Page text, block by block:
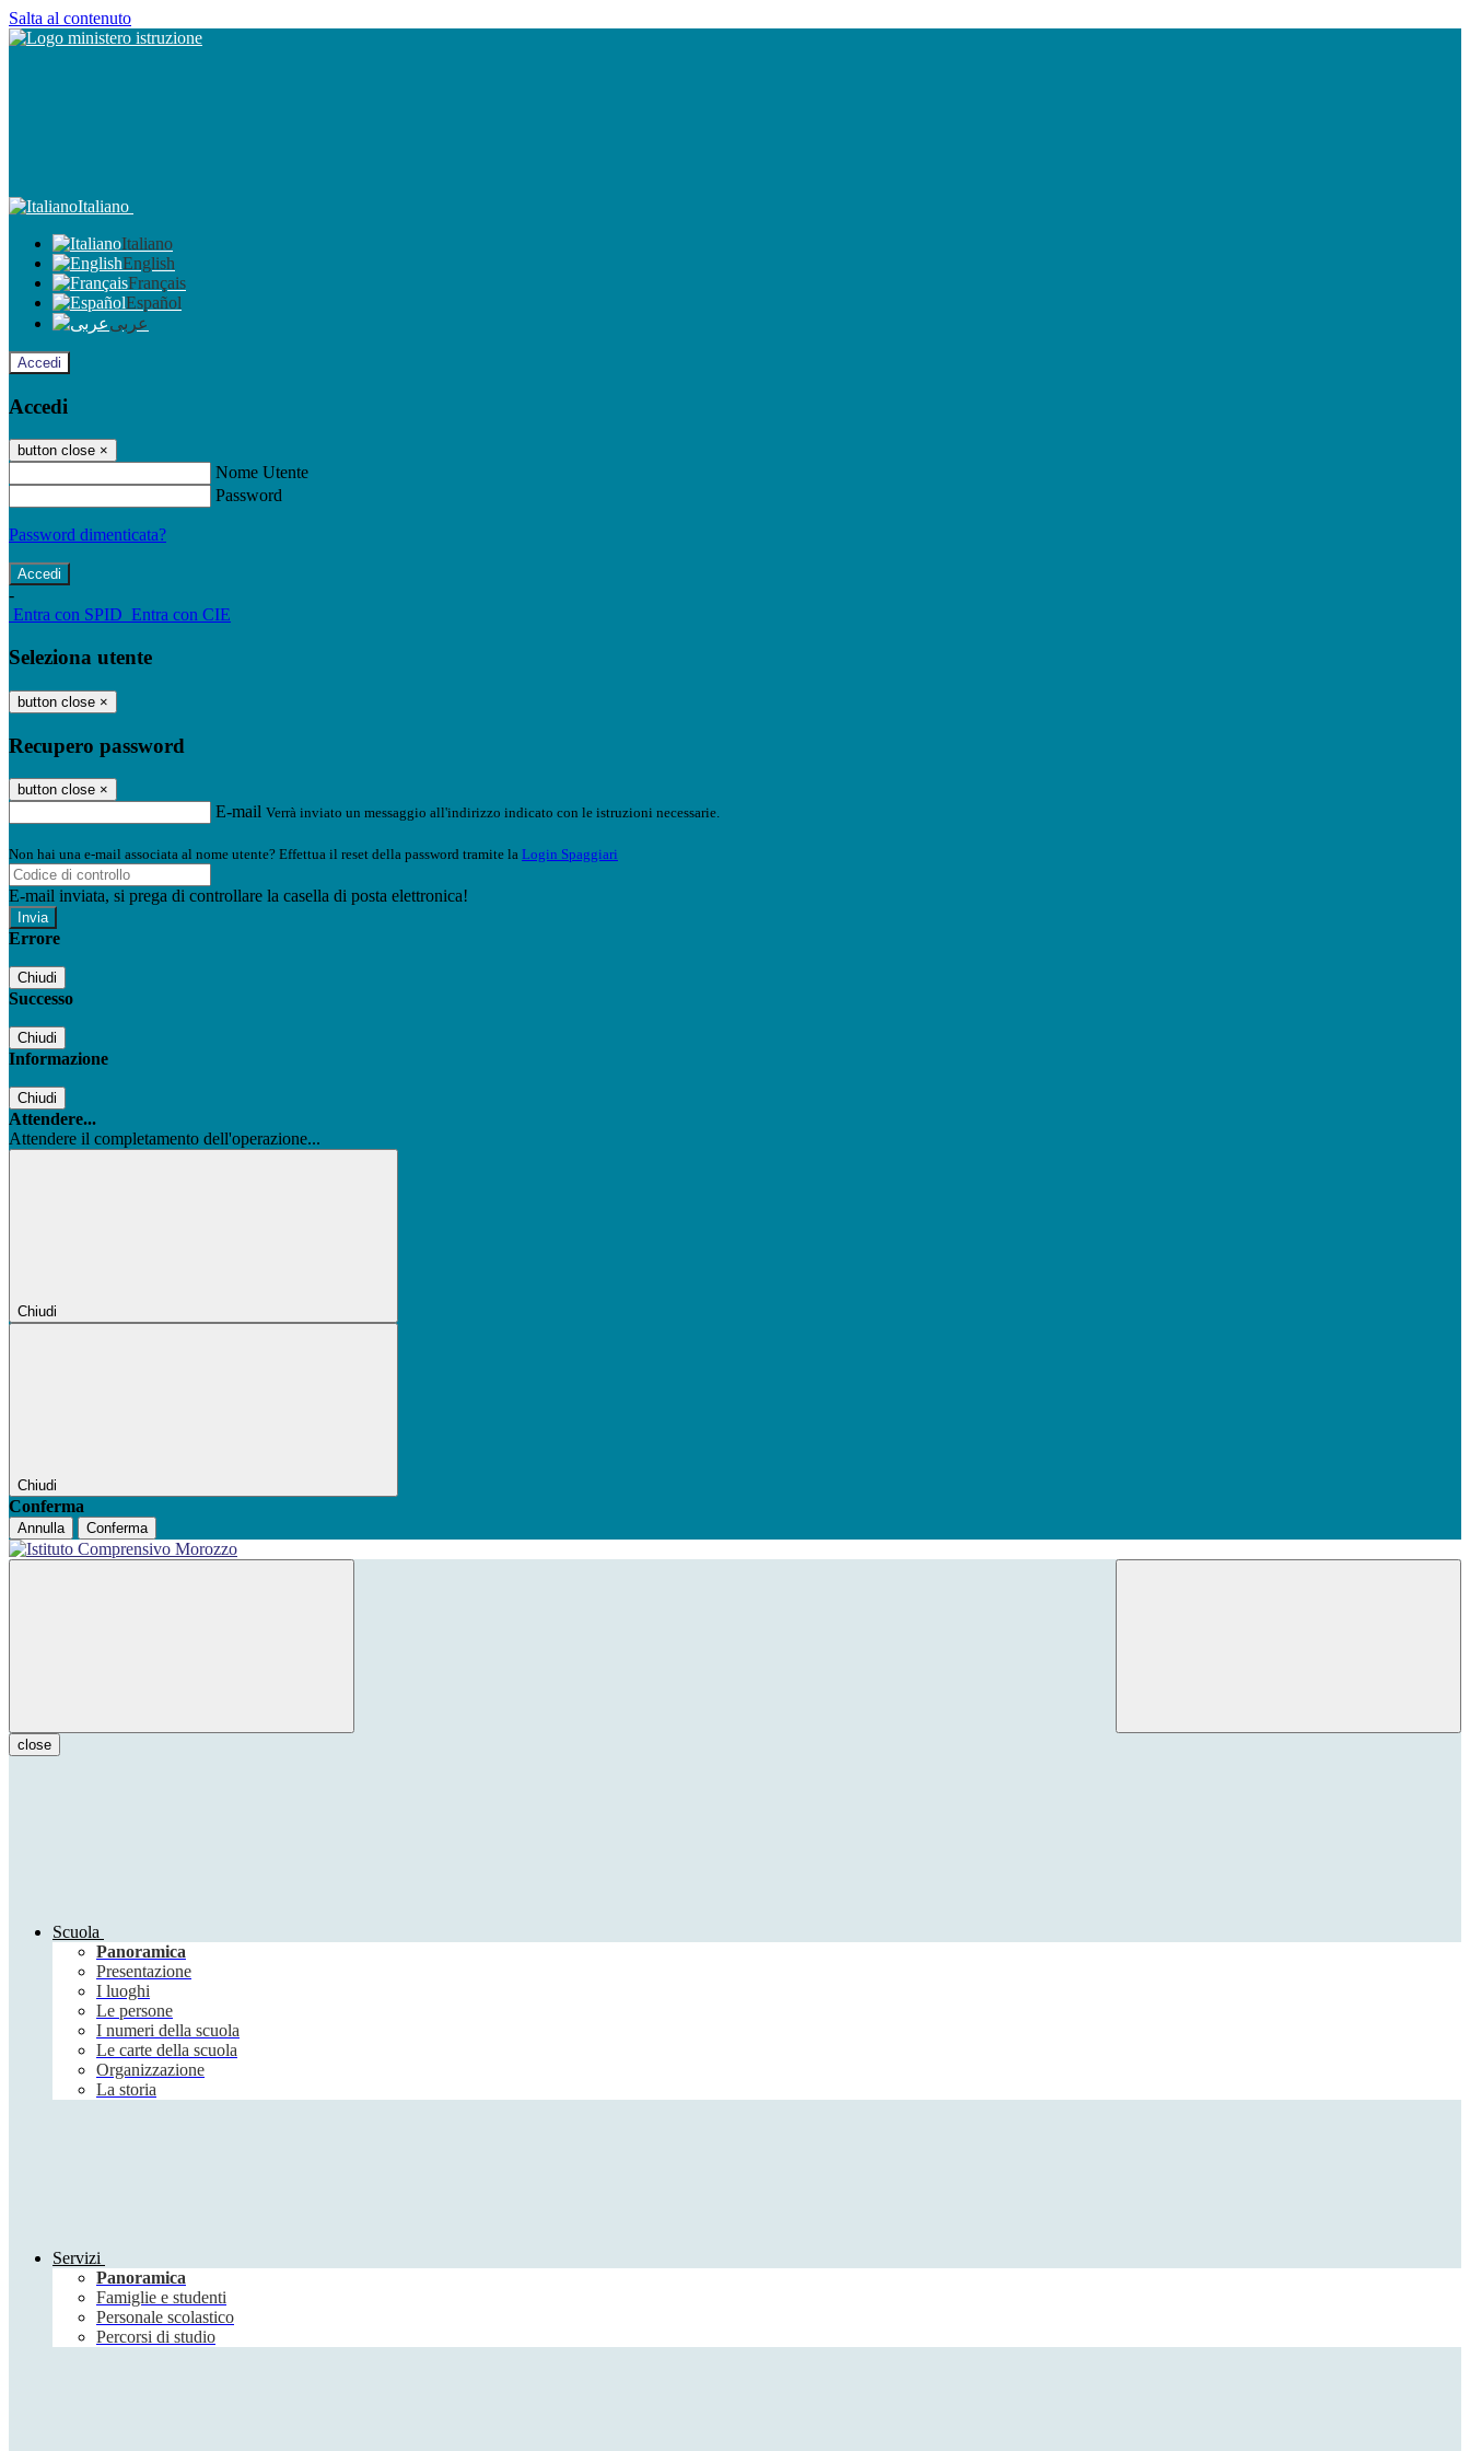
Salta al contenuto
Italiano
Italiano
English
Français
Español
عربى
Accedi
Accedi
button close ×
Nome Utente
Password
Password dimenticata?
-
Entra con SPID Entra con CIE
Seleziona utente
button close ×
Recupero password
button close ×
E-mail Verrà inviato un messaggio all'indirizzo indicato con le istruzioni necessarie.
Non hai una e-mail associata al nome utente? Effettua il reset della password tramite la Login Spaggiari
E-mail inviata, si prega di controllare la casella di posta elettronica!
Errore
Chiudi
Successo
Chiudi
Informazione
Chiudi
Attendere...
Attendere il completamento dell'operazione...
Chiudi
Chiudi
Conferma
Annulla Conferma
close
Scuola
Panoramica
Presentazione
I luoghi
Le persone
I numeri della scuola
Le carte della scuola
Organizzazione
La storia
Servizi
Panoramica
Famiglie e studenti
Personale scolastico
Percorsi di studio